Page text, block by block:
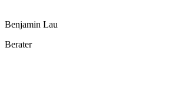
Benjamin Lau
Berater